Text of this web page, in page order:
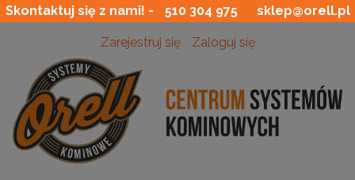
Skontaktuj się z nami! - 510 304 975 sklep@orell.pl
Zarejestruj się Zaloguj się